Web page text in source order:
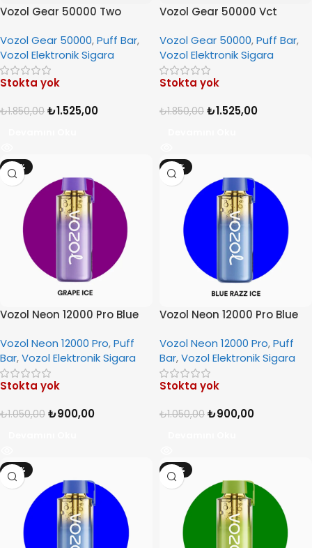
Vozol Gear 50000 Two
Vozol Gear 50000,Puff Bar,
Vozol Elektronik Sigara
Stokta yok
₺1.850,00 ₺1.525,00
Vozol Gear 50000 Vct
Vozol Gear 50000,Puff Bar,
Vozol Elektronik Sigara
Stokta yok
₺1.850,00 ₺1.525,00
-14%
Vozol Neon 12000 Pro Blue
Vozol Neon 12000 Pro,Puff
Bar,Vozol Elektronik Sigara
Stokta yok
₺1.050,00 ₺900,00
-14%
Vozol Neon 12000 Pro Blue
Vozol Neon 12000 Pro,Puff
Bar,Vozol Elektronik Sigara
Stokta yok
₺1.050,00 ₺900,00
-14% -14%